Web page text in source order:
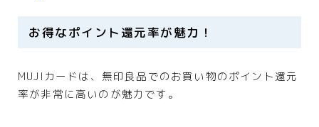
お得なポイント還元率が魅力！
MUJIカードは、無印良品でのお買い物のポイント還元
率が非常に高いのが魅力です。